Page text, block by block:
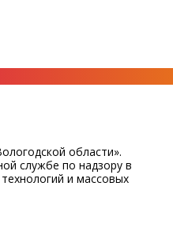
области».
службе по надзору в
и массовых
решения о